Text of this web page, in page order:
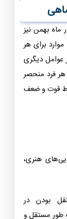
اسطوره‌ها
را دارند.
بهمن نیز
برای هر
فرد منحصر
قوت و ضعف